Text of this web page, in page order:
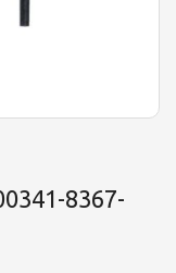
8367-